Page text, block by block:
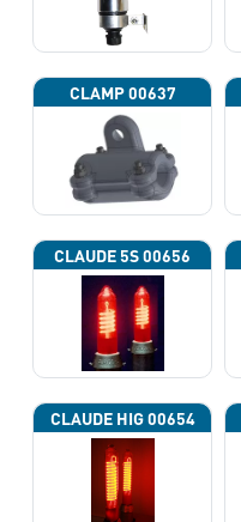
CLAMP 00637
CLAUDE 5S 00656
CLAUDE HIG 00654